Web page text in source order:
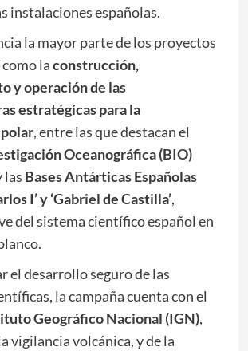
instalaciones españolas.
la mayor parte de los proyectos
laconstrucción,
y operación de las
estratégicas para la
, entre las que destacan el
Oceanográfica (BIO)
las Bases Antárticas Españolas
I’ y ‘Gabriel de Castilla’,
del sistema científico español en
el desarrollo seguro de las
la campaña cuenta con el
Geográfico Nacional (IGN),
vigilancia volcánica, y de la